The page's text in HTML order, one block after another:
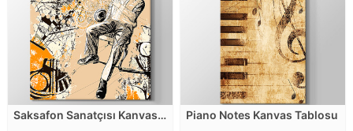
Saksafon Sanatçısı Kanvas
Piano Notes Kanvas Tablosu